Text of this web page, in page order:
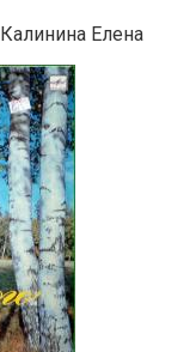
Калинина Елена